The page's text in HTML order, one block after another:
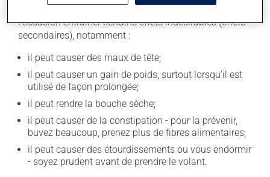
En plus de ses effets recherchés, ce produit peut à
l'occasion entraîner certains effets indésirables (effets
secondaires), notamment :
il peut causer des maux de tête;
il peut causer un gain de poids, surtout lorsqu'il est
utilisé de façon prolongée;
il peut rendre la bouche sèche;
il peut causer de la constipation - pour la prévenir,
buvez beaucoup, prenez plus de fibres alimentaires;
il peut causer des étourdissements ou vous endormir
- soyez prudent avant de prendre le volant.